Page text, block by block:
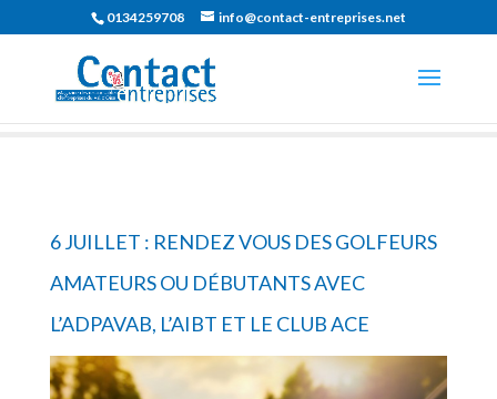
0134259708 info@contact-entreprises.net
6 JUILLET : RENDEZ VOUS DES GOLFEURS
AMATEURS OU DÉBUTANTS AVEC
L’ADPAVAB, L’AIBT ET LE CLUB ACE